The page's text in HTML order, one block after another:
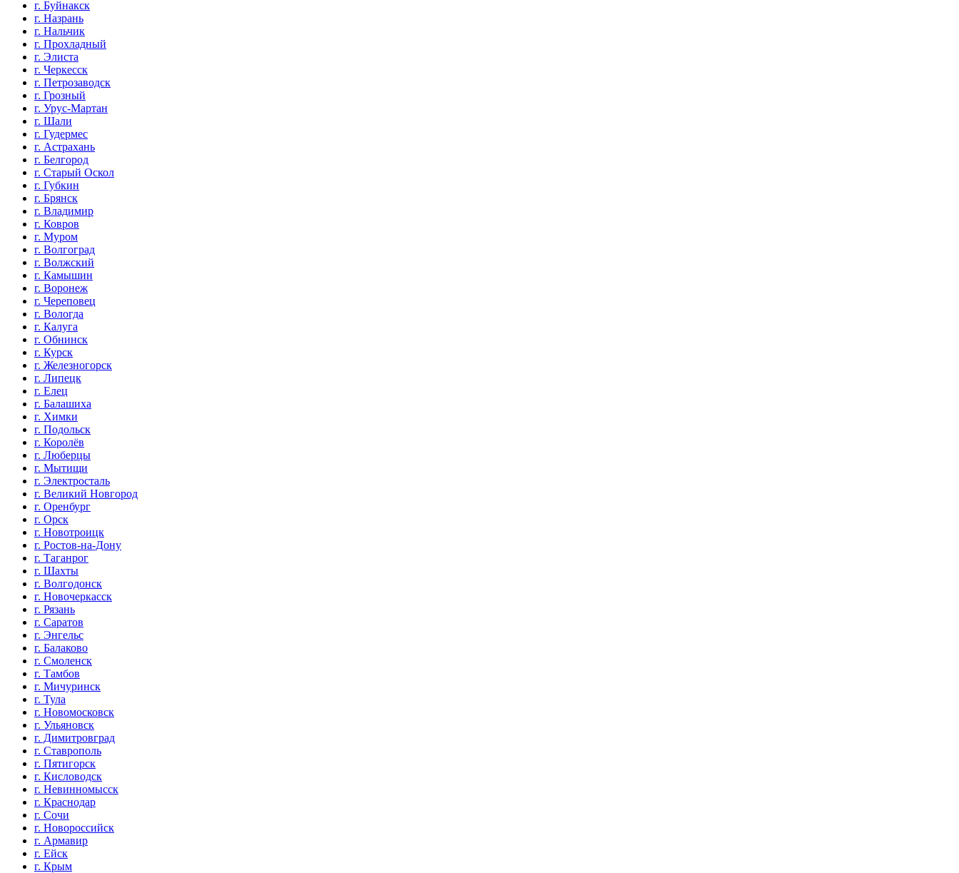
г. Буйнакск
г. Назрань
г. Нальчик
г. Прохладный
г. Элиста
г. Черкесск
г. Петрозаводск
г. Грозный
г. Урус-Мартан
г. Шали
г. Гудермес
г. Астрахань
г. Белгород
г. Старый Оскол
г. Губкин
г. Брянск
г. Владимир
г. Ковров
г. Муром
г. Волгоград
г. Волжский
г. Камышин
г. Воронеж
г. Череповец
г. Вологда
г. Калуга
г. Обнинск
г. Курск
г. Железногорск
г. Липецк
г. Елец
г. Балашиха
г. Химки
г. Подольск
г. Королёв
г. Люберцы
г. Мытищи
г. Электросталь
г. Великий Новгород
г. Оренбург
г. Орск
г. Новотроицк
г. Ростов-на-Дону
г. Таганрог
г. Шахты
г. Волгодонск
г. Новочеркасск
г. Рязань
г. Саратов
г. Энгельс
г. Балаково
г. Смоленск
г. Тамбов
г. Мичуринск
г. Тула
г. Новомосковск
г. Ульяновск
г. Димитровград
г. Ставрополь
г. Пятигорск
г. Кисловодск
г. Невинномысск
г. Краснодар
г. Сочи
г. Новороссийск
г. Армавир
г. Ейск
г. Крым